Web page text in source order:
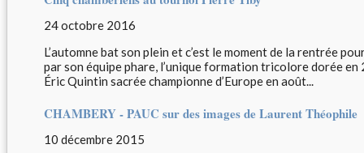
24 octobre 2016
L’automne bat son plein et c’est le moment de la rentrée
par son équipe phare, l’unique formation tricolore dorée en
Éric Quintin sacrée championne d’Europe en août...
CHAMBERY - PAUC sur des images de Laurent Théophile
10 décembre 2015